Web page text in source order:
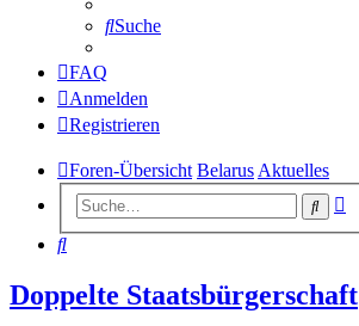
Suche
FAQ
Anmelden
Registrieren
Foren-Übersicht Belarus Aktuelles
Suche
Suche
Doppelte Staatsbürgerschaft